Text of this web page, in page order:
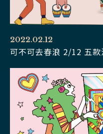
2022.02.12
可不可去春浪 2/12 五